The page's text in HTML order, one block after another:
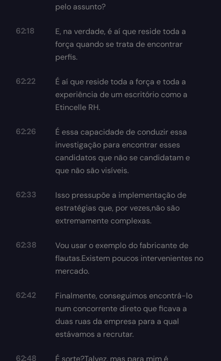
pelo assunto?
62:18
E, na verdade, é aí que reside toda a
força quando se trata de encontrar
perfis.
62:22
É aí que reside toda a força e toda a
experiência de um escritório como a
Etincelle RH.
62:26
É essa capacidade de conduzir essa
investigação para encontrar esses
candidatos que não se candidatam e
que não são visíveis.
62:33
Isso pressupõe a implementação de
estratégias que, por vezes,não são
extremamente complexas.
62:38
Vou usar o exemplo do fabricante de
flautas.Existem poucos intervenientes no
mercado.
62:42
Finalmente, conseguimos encontrá-lo
num concorrente direto que ficava a
duas ruas da empresa para a qual
estávamos a recrutar.
62:48 É sorte?Talvez, mas para mim é